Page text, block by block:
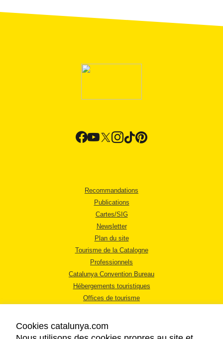
Recommandations
Publications
Cartes/SIG
Newsletter
Plan du site
Tourisme de la Catalogne
Professionnels
Catalunya Convention Bureau
Hébergements touristiques
Offices de tourisme
Cookies catalunya.com